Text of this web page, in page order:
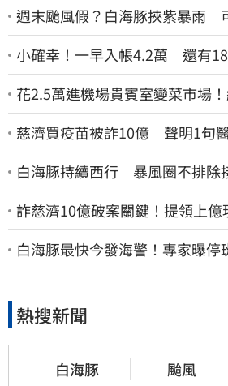
週末颱風假？白海豚挾紫暴雨
小確幸！一早入帳4.2萬 還有
花2.5萬進機場貴賓室變菜市場
慈濟買疫苗被詐10億 聲明1句
白海豚持續西行 暴風圈不排除
詐慈濟10億破案關鍵！提領上
報」神鬼律師遭擊落內幕
白海豚最快今發海警！專家曝停
熱搜新聞
白海豚 颱風